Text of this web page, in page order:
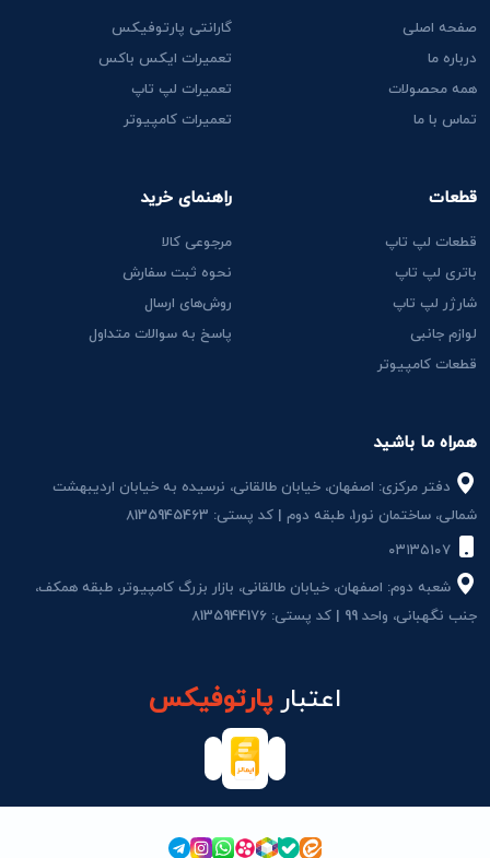
همراه ما باشید
دفتر مرکزی: اصفهان، خیابان طالقانی، نرسیده به خیابان اردیبهشت
شمالی، ساختمان نور1، طبقه دوم | کد پستی: 8135945463
شعبه دوم: اصفهان، خیابان طالقانی، بازار بزرگ کامپیوتر، طبقه همکف،
جنب نگهبانی، واحد 99 | کد پستی: 8135944176
صفحه اصلی
درباره ما
همه محصولات
تماس با ما
قطعات
قطعات لپ تاپ
باتری لپ تاپ
شارژر لپ تاپ
لوازم جانبی
قطعات کامپیوتر
گارانتی پارتوفیکس
تعمیرات ایکس باکس
تعمیرات لپ تاپ
تعمیرات کامپیوتر
راهنمای خرید
مرجوعی کالا
نحوه ثبت سفارش
روش‌های ارسال
پاسخ به سوالات متداول
اعتبارپارتوفیکس